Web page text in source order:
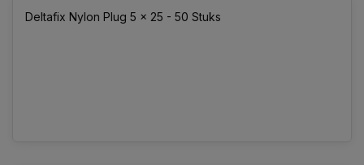
Deltafix Nylon Plug 5 x 25 - 50 Stuks